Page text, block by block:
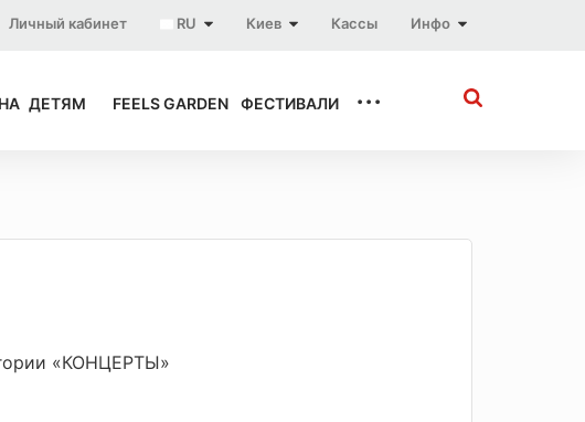
Инфо
Кассы
Киев
RU
Личный кабинет
ДЕТЯМ FEELS GARDEN ФЕСТИВАЛИ ...
«КОНЦЕРТЫ»